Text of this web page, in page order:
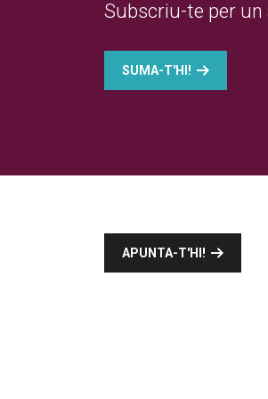
Subscriu-te per
SUMA-T'HI!
APUNTA-T'HI!